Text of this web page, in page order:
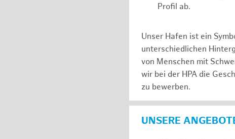
Profil ab.
Unser Hafen ist ein
unterschiedlichen
von Menschen mit
wir bei der HPA die
zu bewerben.
UNSERE